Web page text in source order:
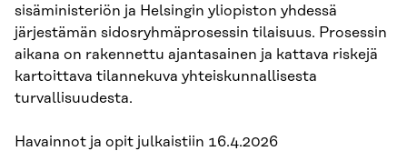
sisäministeriön ja Helsingin yliopiston yhdessä
järjestämän sidosryhmäprosessin tilaisuus. Prosessin
aikana on rakennettu ajantasainen ja kattava riskejä
kartoittava tilannekuva yhteiskunnallisesta
turvallisuudesta.
Havainnot ja opit julkaistiin 16.4.2026